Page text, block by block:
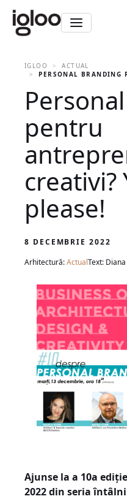
IGLOO
ACTUAL
PERSONAL BRANDING
pentru
creativi?
please!
8 DECEMBRIE 2022
Arhitectură:ActualText:
Ajunse la a 10a
2022 din seria